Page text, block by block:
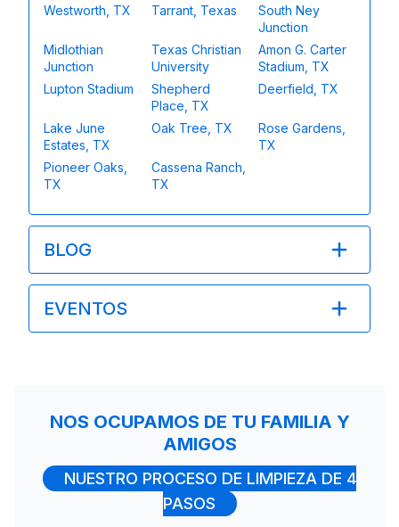
Westworth, TX
Tarrant, Texas
South Ney
Junction
Midlothian
Junction
Texas Christian
University
Amon G. Carter
Stadium, TX
Lupton Stadium
Shepherd
Place, TX
Deerfield, TX
Lake June
Estates, TX
Oak Tree, TX
Rose Gardens,
TX
Pioneer Oaks,
TX
Cassena Ranch,
TX
BLOG
EVENTOS
NOS OCUPAMOS DE TU FAMILIA Y
AMIGOS
NUESTRO PROCESO DE LIMPIEZA DE 4
PASOS